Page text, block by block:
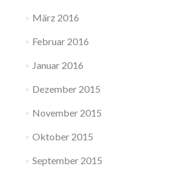
März 2016
Februar 2016
Januar 2016
Dezember 2015
November 2015
Oktober 2015
September 2015